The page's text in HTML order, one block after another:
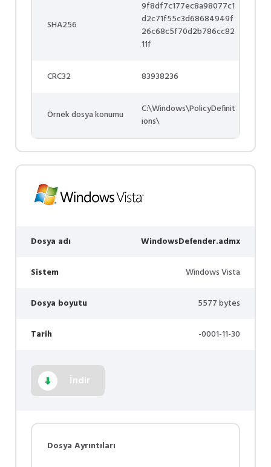
SHA256
9f8df7c177ec8a98077c1
d2c71f55c3d68684949f
26c68c5f70d2b786cc82
11f
CRC32 83938236
Örnek dosya konumu
C:\Windows\PolicyDefinit
ions\
Dosya adı WindowsDefender.admx
Sistem Windows Vista
Dosya boyutu 5577 bytes
Tarih -0001-11-30
İndir
Dosya Ayrıntıları